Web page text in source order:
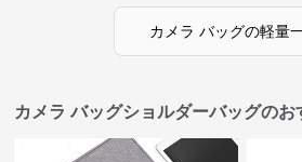
カメラ バッグの軽量
カメラ バッグショルダーバッグのお